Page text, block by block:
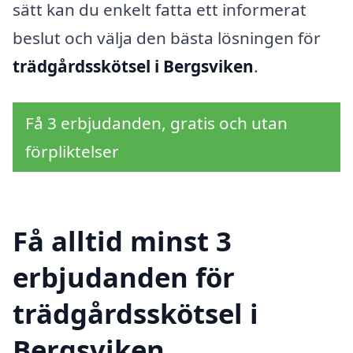
sätt kan du enkelt fatta ett informerat
beslut och välja den bästa lösningen för
trädgårdsskötsel i Bergsviken.
Få 3 erbjudanden, gratis och utan
förpliktelser
Få alltid minst 3
erbjudanden för
trädgårdsskötsel i